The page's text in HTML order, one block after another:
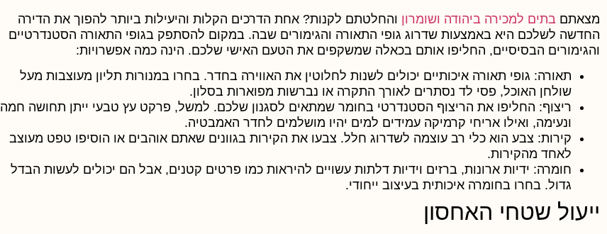
מצאתם בתים למכירה ביהודה ושומרון והחלטתם לקנות? אחת הדרכים הקלות והיעילות ביותר להפוך את הדירה
החדשה לשלכם היא באמצעות שדרוג גופי התאורה והגימורים שבה. במקום להסתפק בגופי התאורה הסטנדרטיים
והגימורים הבסיסיים, החליפו אותם בכאלה שמשקפים את הטעם האישי שלכם. הינה כמה אפשרויות:
תאורה: גופי תאורה איכותיים יכולים לשנות לחלוטין את האווירה בחדר. בחרו במנורות תליון מעוצבות מעל
שולחן האוכל, פסי לד נסתרים לאורך התקרה או נברשות מפוארות בסלון.
ריצוף: החליפו את הריצוף הסטנדרטי בחומר שמתאים לסגנון שלכם. למשל, פרקט עץ טבעי ייתן תחושה חמה
ונעימה, ואילו אריחי קרמיקה עמידים למים יהיו מושלמים לחדר האמבטיה.
קירות: צבע הוא כלי רב עוצמה לשדרוג חלל. צבעו את הקירות בגוונים שאתם אוהבים או הוסיפו טפט מעוצב
לאחד מהקירות.
חומרה: ידיות ארונות, ברזים וידיות דלתות עשויים להיראות כמו פרטים קטנים, אבל הם יכולים לעשות הבדל
גדול. בחרו בחומרה איכותית בעיצוב ייחודי.
ייעול שטחי האחסון